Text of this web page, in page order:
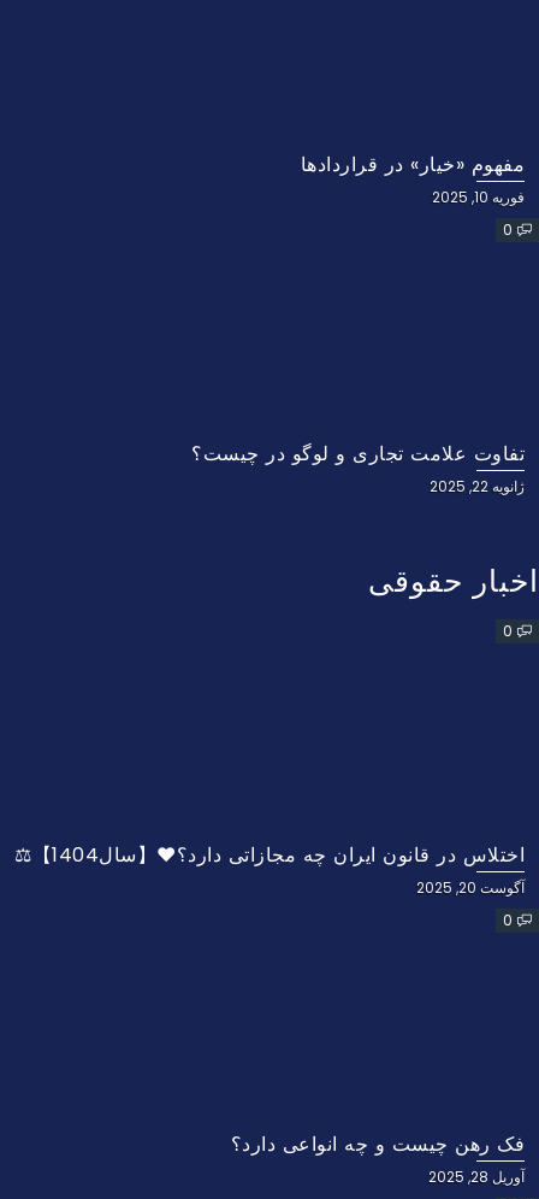
مفهوم «خیار» در قراردادها
فوریه 10, 2025
0
تفاوت علامت تجاری و لوگو در چیست؟
ژانویه 22, 2025
اخبار حقوقی
0
اختلاس در قانون ایران چه مجازاتی دارد؟❤️【سال1404】⚖️
آگوست 20, 2025
0
فک رهن چیست و چه انواعی دارد؟
آوریل 28, 2025